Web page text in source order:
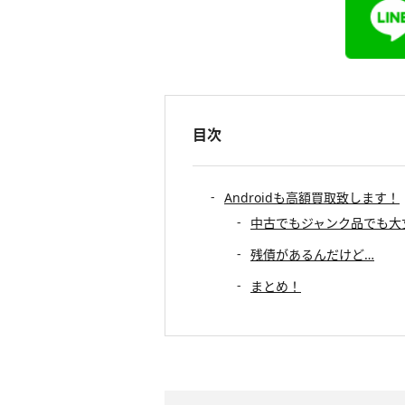
目次
Androidも高額買取致します！
中古でもジャンク品でも
残債があるんだけど…
まとめ！